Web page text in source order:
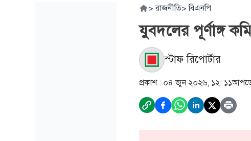
> রাজনীতি> বিএনপি
যুবদলের পূর্ণাঙ্গ
স্টাফ রিপোর্টার
প্রকাশ : ০৪ জুন ২০২৬, ১২: ১১